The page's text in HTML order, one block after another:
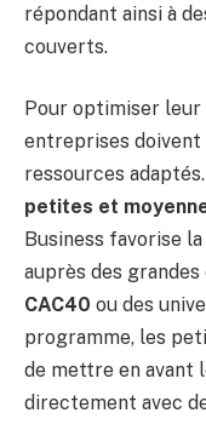
répondant ainsi à
couverts.
Pour optimiser
entreprises doivent
ressources
petites et
Business favorise
auprès des
CAC40 ou des
programme, les
de mettre en avant
directement avec